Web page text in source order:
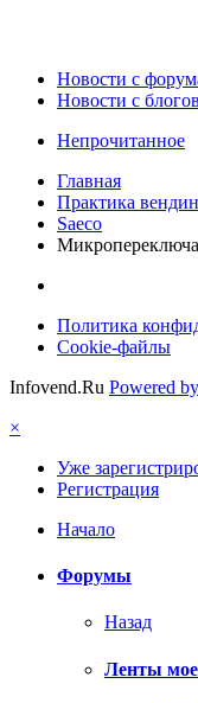
Новости c
Новости с блогов
Непрочитанное
Главная
Практика
Saeco
Политика
Cookie-файлы
Infovend.Ru Powered
×
Уже
Регистрация
Начало
Форумы
Назад
Ленты